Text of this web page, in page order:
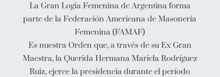
La Gran Logia Femenina de Argentina forma
parte de la Federación Americana de Masonería
Femenina (FAMAF)
Es nuestra Orden que, a través de su Ex Gran
Maestra, la Querida Hermana Mariela Rodríguez
Ruiz, ejerce la presidencia durante el período